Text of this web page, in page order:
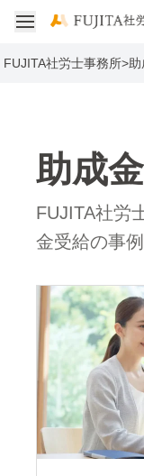
FUJITA社労士事務所>助
助成
FUJITA社労
金受給の事
介護人材確